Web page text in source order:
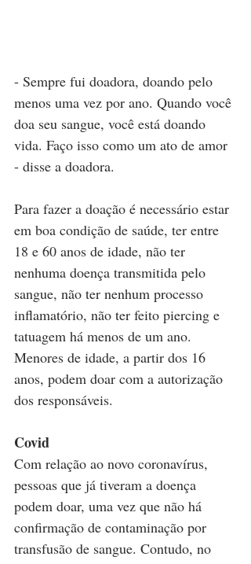
- Sempre fui doadora, doando pelo
menos uma vez por ano. Quando você
doa seu sangue, você está doando
vida. Faço isso como um ato de amor
- disse a doadora.
Para fazer a doação é necessário estar
em boa condição de saúde, ter entre
18 e 60 anos de idade, não ter
nenhuma doença transmitida pelo
sangue, não ter nenhum processo
inflamatório, não ter feito piercing e
tatuagem há menos de um ano.
Menores de idade, a partir dos 16
anos, podem doar com a autorização
dos responsáveis.
Covid
Com relação ao novo coronavírus,
pessoas que já tiveram a doença
podem doar, uma vez que não há
confirmação de contaminação por
transfusão de sangue. Contudo, no